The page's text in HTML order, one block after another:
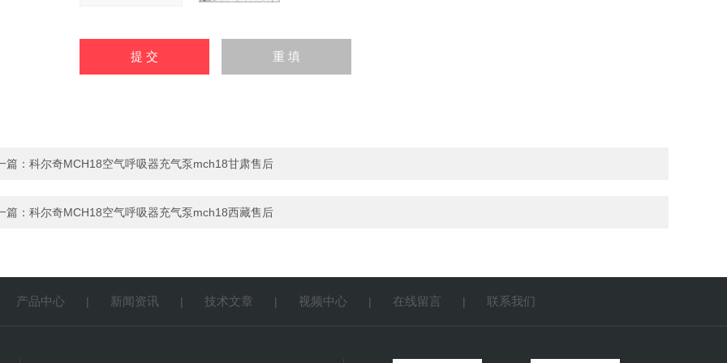
篇： 科尔奇MCH18空气呼吸器充气泵mch18甘肃售后
篇： 科尔奇MCH18空气呼吸器充气泵mch18西藏售后
产品中心 | 新闻资讯 | 技术文章 | 视频中心 | 在线留言 | 联系我们